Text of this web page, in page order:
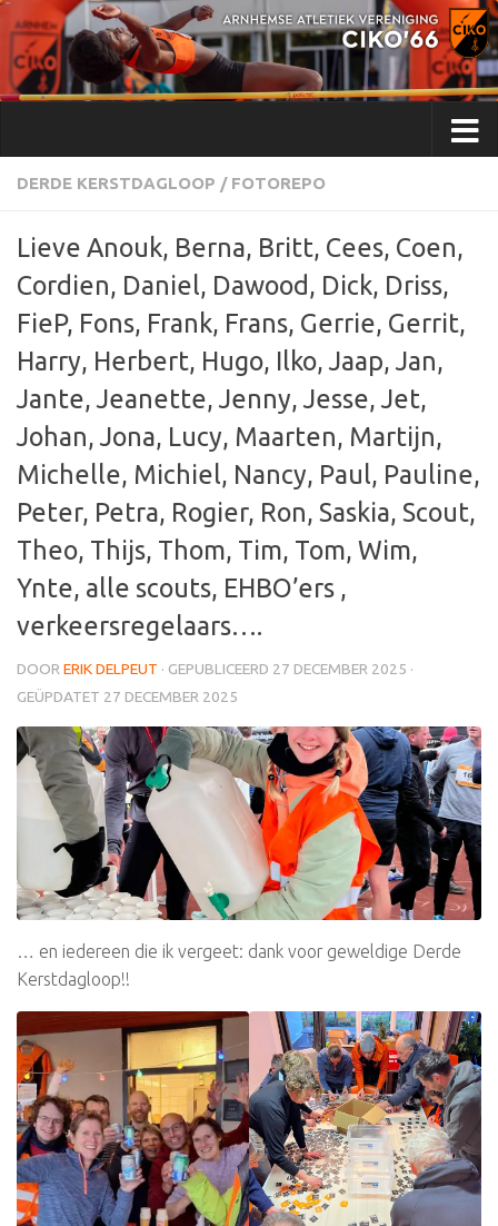
Doorgaan naar inhoud
DERDE KERSTDAGLOOP / FOTOREPO
Lieve Anouk, Berna, Britt, Cees, Coen,
Cordien, Daniel, Dawood, Dick, Driss,
FieP, Fons, Frank, Frans, Gerrie, Gerrit,
Harry, Herbert, Hugo, Ilko, Jaap, Jan,
Jante, Jeanette, Jenny, Jesse, Jet,
Johan, Jona, Lucy, Maarten, Martijn,
Michelle, Michiel, Nancy, Paul, Pauline,
Peter, Petra, Rogier, Ron, Saskia, Scout,
Theo, Thijs, Thom, Tim, Tom, Wim,
Ynte, alle scouts, EHBO’ers ,
verkeersregelaars….
DOOR ERIK DELPEUT · GEPUBLICEERD 27 DECEMBER 2025 ·
GEÜPDATET 27 DECEMBER 2025
… en iedereen die ik vergeet: dank voor geweldige Derde
Kerstdagloop!!